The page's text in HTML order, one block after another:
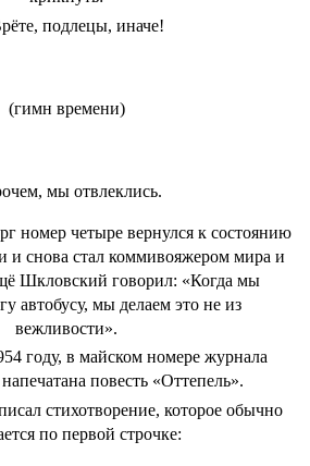
подлецы, иначе!
(гимн времени)
мы отвлеклись.
номер четыре вернулся к состоянию
и снова стал коммивояжером мира и
Шкловский говорил: «Когда мы
автобусу, мы делаем это не из
вежливости».
году, в майском номере журнала
повесть «Оттепель».
стихотворение, которое обычно
по первой строчке: